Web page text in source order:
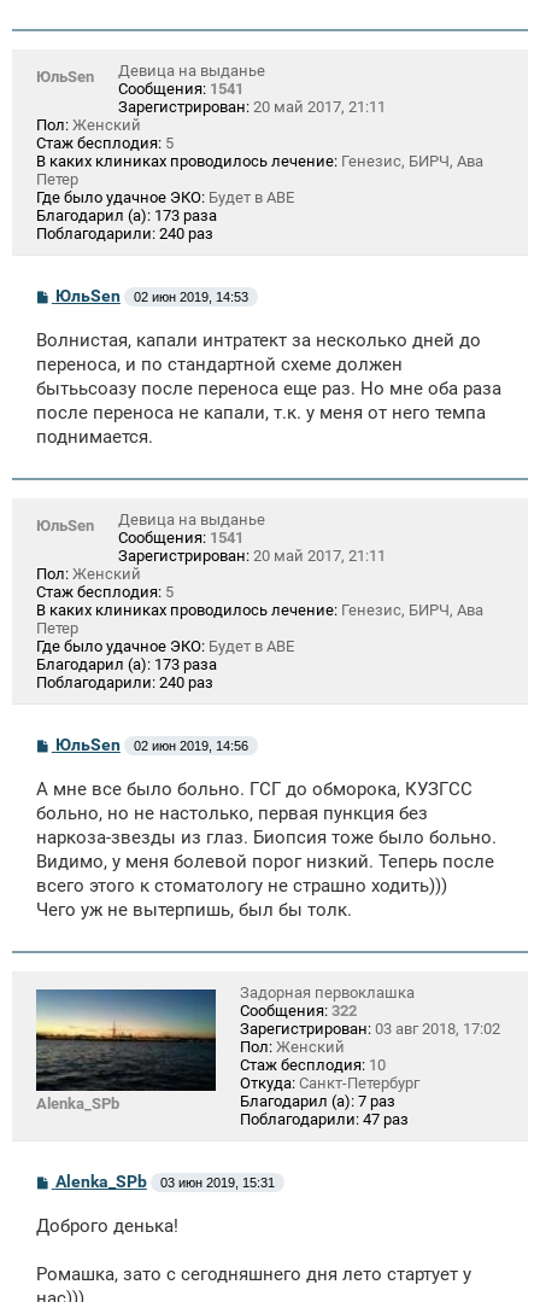
ЮльSen
Девица на выданье
Сообщения: 1541
Зарегистрирован: 20 май 2017, 21:11
Пол: Женский
Стаж бесплодия: 5
В каких клиниках проводилось лечение: Генезис, БИРЧ, Ава
Петер
Где было удачное ЭКО: Будет в АВЕ
Благодарил (а): 173 раза
Поблагодарили: 240 раз
С
о
б
щ
н
и
ЮльSen 02 июн 2019, 14:53
Волнистая, капали интратект за несколько дней до
переноса, и по стандартной схеме должен
бытььсоазу после переноса еще раз. Но мне оба раза
после переноса не капали, т.к. у меня от него темпа
поднимается.
ЮльSen
Девица на выданье
Сообщения: 1541
Зарегистрирован: 20 май 2017, 21:11
Пол: Женский
Стаж бесплодия: 5
В каких клиниках проводилось лечение: Генезис, БИРЧ, Ава
Петер
Где было удачное ЭКО: Будет в АВЕ
Благодарил (а): 173 раза
Поблагодарили: 240 раз
С
о
б
щ
н
и
ЮльSen 02 июн 2019, 14:56
А мне все было больно. ГСГ до обморока, КУЗГСС
больно, но не настолько, первая пункция без
наркоза-звезды из глаз. Биопсия тоже было больно.
Видимо, у меня болевой порог низкий. Теперь после
всего этого к стоматологу не страшно ходить)))
Чего уж не вытерпишь, был бы толк.
Alenka_SPb
Задорная первоклашка
Сообщения: 322
Зарегистрирован: 03 авг 2018, 17:02
Пол: Женский
Стаж бесплодия: 10
Откуда: Санкт-Петербург
Благодарил (а): 7 раз
Поблагодарили: 47 раз
С
о
б
н
и
Alenka_SPb 03 июн 2019, 15:31
Доброго денька!
Ромашка, зато с сегодняшнего дня лето стартует у